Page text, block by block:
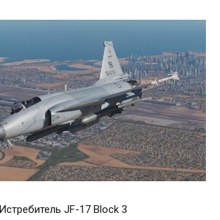
Истребитель JF-17 Block 3